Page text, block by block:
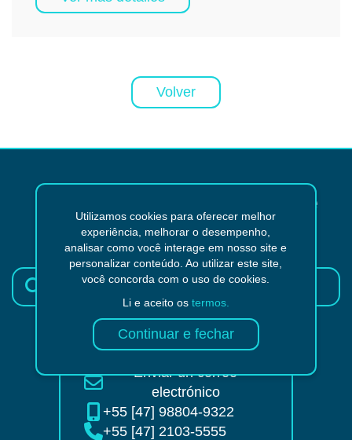
Volver
¿No encontraste lo que
estabas buscando?
Enviar un correo
electrónico
+55 [47] 98804-9322
+55 [47] 2103-5555
Utilizamos cookies para oferecer melhor
experiência, melhorar o desempenho,
analisar como você interage em nosso site e
personalizar conteúdo. Ao utilizar este site,
você concorda com o uso de cookies.
Li e aceito os termos.